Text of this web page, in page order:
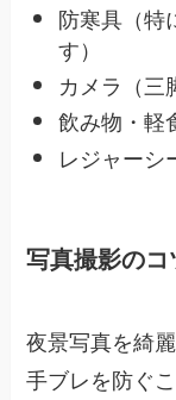
防寒具（特
す）
カメラ（三
飲み物・軽
レジャーシ
写真撮影のコ
夜景写真を綺
手ブレを防ぐ